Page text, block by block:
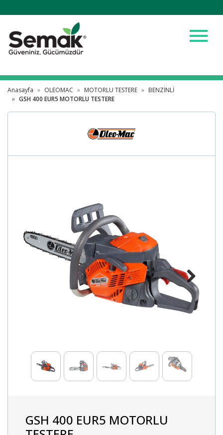
menu
Anasayfa OLEOMAC MOTORLU TESTERE
BENZİNLİ
GSH 400 EUR5 MOTORLU TESTERE
Next
GSH 400 EUR5 MOTORLU